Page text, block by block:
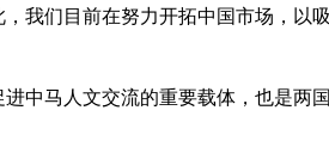
我们目前在努力开拓中国市场，以
中马人文交流的重要载体，也是